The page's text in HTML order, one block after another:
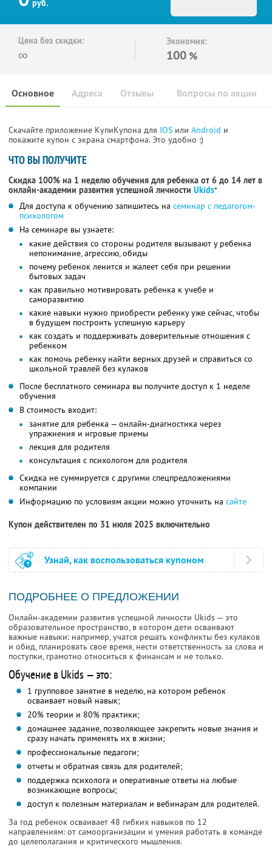
руб.
Цена без скидки:
∞
Экономия:
100 %
Основное Отзывы Вопросы по акции
Адреса
Скачайте приложение КупиКупона для IOS или Android и
покажите купон с экрана смартфона. Это удобно :)
ЧТО ВЫ ПОЛУЧИТЕ
Скидка 100% на 1 неделю обучения для ребенка от 6 до 14 лет в
онлайн-академии развития успешной личности Ukids*
Для доступа к обучению запишитесь на семинар с педагогом-
психологом
На семинаре вы узнаете:
какие действия со стороны родителя вызывают у ребенка
непонимание, агрессию, обиды
почему ребенок ленится и жалеет себя при решении
бытовых задач
как правильно мотивировать ребенка к учебе и
саморазвитию
какие навыки нужно приобрести ребенку уже сейчас, чтобы
в будущем построить успешную карьеру
как создать и поддерживать доверительные отношения с
ребенком
как помочь ребенку найти верных друзей и справиться со
школьной травлей без кулаков
После бесплатного семинара вы получите доступ к 1 неделе
обучения
В стоимость входит:
занятие для ребенка — онлайн-диагностика через
упражнения и игровые приемы
лекция для родителя
консультация с психологом для родителя
Скидка не суммируется с другими спецпредложениями
компании
Информацию по условиям акции можно уточнить на сайте
Купон действителен по 31 июля 2025 включительно
Узнай, как воспользоваться купоном
ПОДРОБНЕЕ О ПРЕДЛОЖЕНИИ
Онлайн-академии развития успешной личности Ukids — это
образовательное пространство, в котором дети осваивают
важные навыки: например, учатся решать конфликты без кулаков
и обид, планировать свое время, нести ответственность за слова и
поступки, грамотно относиться к финансам и не только.
Обучение в Ukids — это:
1 групповое занятие в неделю, на котором ребенок
осваивает новый навык;
20% теории и 80% практики;
домашнее задание, позволяющее закрепить новые знания и
сразу начать применять их в жизни;
профессиональные педагоги;
отчеты и обратная связь для родителей;
поддержка психолога и оперативные ответы на любые
возникающие вопросы;
доступ к полезным материалам и вебинарам для родителей.
За год ребенок осваивает 48 гибких навыков по 12
направлениям: от самоорганизации и умения работать в команде
до целеполагания и критического мышления.